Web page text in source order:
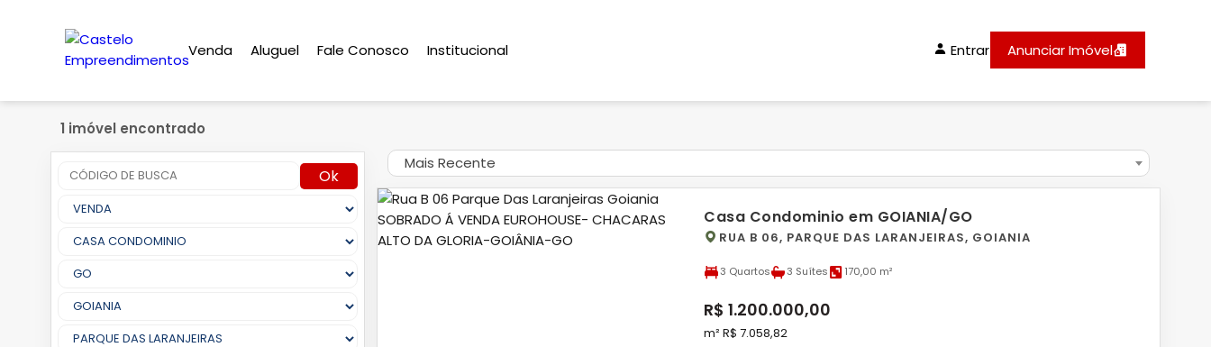
Venda Aluguel Fale Conosco Institucional Entrar Anunciar Imóvel
1 imóvel encontrado
Ok
Mais Recente
Casa Condominio em GOIANIA/GO
RUA B 06, PARQUE DAS LARANJEIRAS, GOIANIA
3 Quartos 3 Suítes 170,00 m²
R$ 1.200.000,00
m² R$ 7.058,82